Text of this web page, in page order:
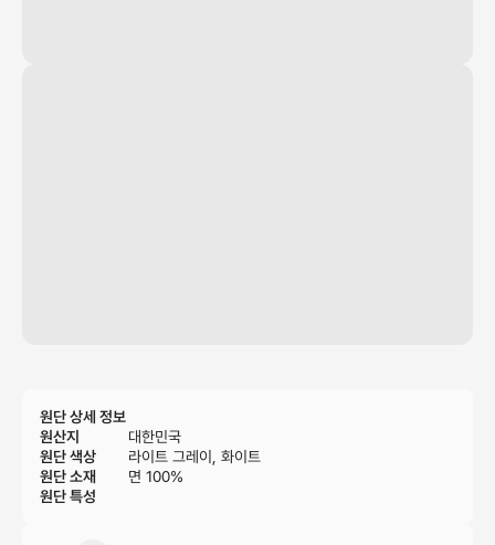
원단 상세 정보
원산지
대한민국
원단 색상
라이트 그레이, 화이트
원단 소재
면 100%
원단 특성